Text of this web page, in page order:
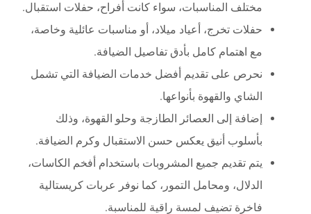
مختلف المناسبات، سواء كانت أفراح، حفلات استقبال.
حفلات تخرج، أعياد ميلاد، أو مناسبات عائلية وخاصة،
مع اهتمام كامل بأدق تفاصيل الضيافة.
نحرص على تقديم أفضل خدمات الضيافة التي تشمل
الشاي والقهوة بأنواعها.
إضافة إلى العصائر الطازجة وحلو القهوة، وذلك
بأسلوب أنيق يعكس حسن الاستقبال وكرم الضيافة.
يتم تقديم جميع المشروبات باستخدام أفخم الكاسات،
الدلال، ومحامل التمور، كما نوفر عربات كريستالية
فاخرة تضيف لمسة راقية للمناسبة.